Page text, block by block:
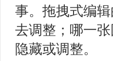
事。拖拽式编
去调整；哪一
隐藏或调整。